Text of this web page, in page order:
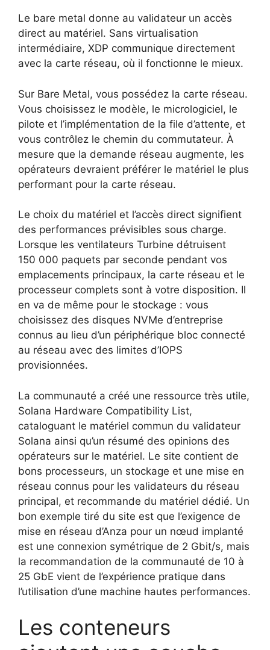
Le bare metal donne au validateur un accès
direct au matériel. Sans virtualisation
intermédiaire, XDP communique directement
avec la carte réseau, où il fonctionne le mieux.
Sur Bare Metal, vous possédez la carte réseau.
Vous choisissez le modèle, le micrologiciel, le
pilote et l’implémentation de la file d’attente, et
vous contrôlez le chemin du commutateur. À
mesure que la demande réseau augmente, les
opérateurs devraient préférer le matériel le plus
performant pour la carte réseau.
Le choix du matériel et l’accès direct signifient
des performances prévisibles sous charge.
Lorsque les ventilateurs Turbine détruisent
150 000 paquets par seconde pendant vos
emplacements principaux, la carte réseau et le
processeur complets sont à votre disposition. Il
en va de même pour le stockage : vous
choisissez des disques NVMe d’entreprise
connus au lieu d’un périphérique bloc connecté
au réseau avec des limites d’IOPS
provisionnées.
La communauté a créé une ressource très utile,
Solana Hardware Compatibility List,
cataloguant le matériel commun du validateur
Solana ainsi qu’un résumé des opinions des
opérateurs sur le matériel. Le site contient de
bons processeurs, un stockage et une mise en
réseau connus pour les validateurs du réseau
principal, et recommande du matériel dédié. Un
bon exemple tiré du site est que l’exigence de
mise en réseau d’Anza pour un nœud implanté
est une connexion symétrique de 2 Gbit/s, mais
la recommandation de la communauté de 10 à
25 GbE vient de l’expérience pratique dans
l’utilisation d’une machine hautes performances.
Les conteneurs